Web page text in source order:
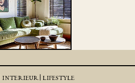
INTERIEUR | LIFESTYLE